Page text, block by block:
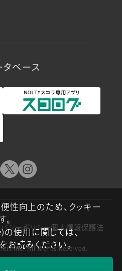
タベース
バシーポリシー個人情報保護法
Inc. All Rights Reserved.
性向上のため、クッキー
の使用に関しては、
をお読みください。